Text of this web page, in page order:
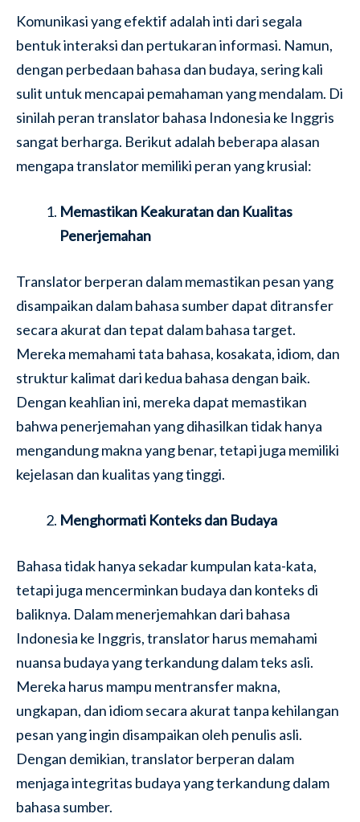
Komunikasi yang efektif adalah inti dari segala
bentuk interaksi dan pertukaran informasi. Namun,
dengan perbedaan bahasa dan budaya, sering kali
sulit untuk mencapai pemahaman yang mendalam. Di
sinilah peran translator bahasa Indonesia ke Inggris
sangat berharga. Berikut adalah beberapa alasan
mengapa translator memiliki peran yang krusial:
Memastikan Keakuratan dan Kualitas
Penerjemahan
Translator berperan dalam memastikan pesan yang
disampaikan dalam bahasa sumber dapat ditransfer
secara akurat dan tepat dalam bahasa target.
Mereka memahami tata bahasa, kosakata, idiom, dan
struktur kalimat dari kedua bahasa dengan baik.
Dengan keahlian ini, mereka dapat memastikan
bahwa penerjemahan yang dihasilkan tidak hanya
mengandung makna yang benar, tetapi juga memiliki
kejelasan dan kualitas yang tinggi.
Menghormati Konteks dan Budaya
Bahasa tidak hanya sekadar kumpulan kata-kata,
tetapi juga mencerminkan budaya dan konteks di
baliknya. Dalam menerjemahkan dari bahasa
Indonesia ke Inggris, translator harus memahami
nuansa budaya yang terkandung dalam teks asli.
Mereka harus mampu mentransfer makna,
ungkapan, dan idiom secara akurat tanpa kehilangan
pesan yang ingin disampaikan oleh penulis asli.
Dengan demikian, translator berperan dalam
menjaga integritas budaya yang terkandung dalam
bahasa sumber.